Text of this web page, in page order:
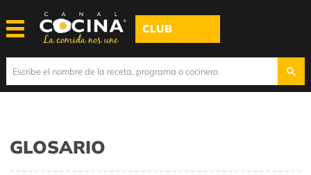
CLUB
GLOSARIO